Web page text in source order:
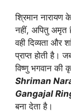
श्रिमान
नहीं, अपितु अमृत
वही दिव्यता और
प्राप्त होती है।
विष्णु भगवान की
Shriman
Gangajal
बना देता है।